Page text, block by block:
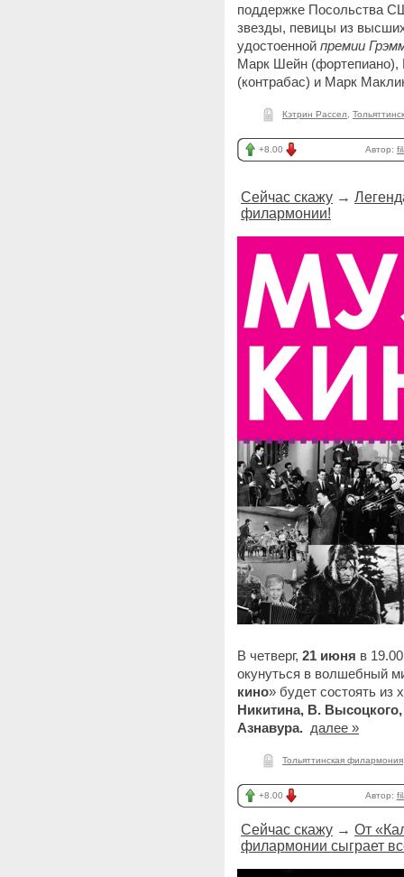
поддержке Посольства
звезды, певицы из
удостоенной премии
Марк Шейн (фортепиано),
(контрабас) и Марк
Кэтрин Рассел
+8.00 Автор:
Сейчас скажу →
филармонии!
В четверг, 21 июня в
окунуться в волшебный
кино» будет состоять из
Никитина, В.
Азнавура. далее »
Тольяттинская филармония
+8.00 Автор:
Сейчас скажу → От
филармонии сыграет